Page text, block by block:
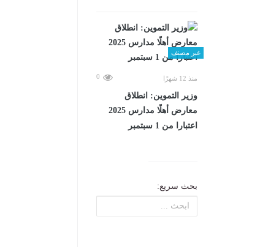
غير مصنف
منذ 12 شهرًا 0
وزير التموين: انطلاق
معارض أهلًا مدارس 2025
اعتبارا من 1 سبتمبر
بحث سريع: